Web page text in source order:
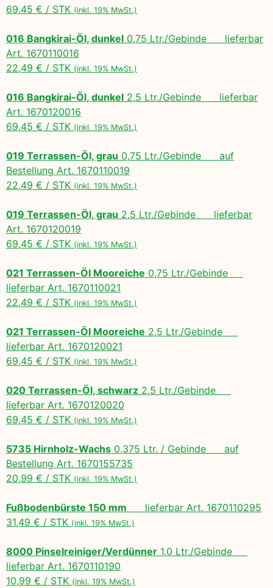
69,45 € / STK (inkl. 19% MwSt.)
016 Bangkirai-Öl, dunkel 0,75 Ltr./Gebinde lieferbar
Art. 1670110016
22,49 € / STK (inkl. 19% MwSt.)
016 Bangkirai-Öl, dunkel 2,5 Ltr./Gebinde lieferbar
Art. 1670120016
69,45 € / STK (inkl. 19% MwSt.)
019 Terrassen-Öl, grau 0,75 Ltr./Gebinde auf
Bestellung Art. 1670110019
22,49 € / STK (inkl. 19% MwSt.)
019 Terrassen-Öl, grau 2,5 Ltr./Gebinde lieferbar
Art. 1670120019
69,45 € / STK (inkl. 19% MwSt.)
021 Terrassen-Öl Mooreiche 0,75 Ltr./Gebinde
lieferbar Art. 1670110021
22,49 € / STK (inkl. 19% MwSt.)
021 Terrassen-Öl Mooreiche 2,5 Ltr./Gebinde
lieferbar Art. 1670120021
69,45 € / STK (inkl. 19% MwSt.)
020 Terrassen-Öl, schwarz 2,5 Ltr./Gebinde
lieferbar Art. 1670120020
69,45 € / STK (inkl. 19% MwSt.)
5735 Hirnholz-Wachs 0,375 Ltr. / Gebinde auf
Bestellung Art. 1670155735
20,99 € / STK (inkl. 19% MwSt.)
Fußbodenbürste 150 mm lieferbar Art. 1670110295
31,49 € / STK (inkl. 19% MwSt.)
8000 Pinselreiniger/Verdünner 1,0 Ltr./Gebinde
lieferbar Art. 1670110190
10,99 € / STK (inkl. 19% MwSt.)